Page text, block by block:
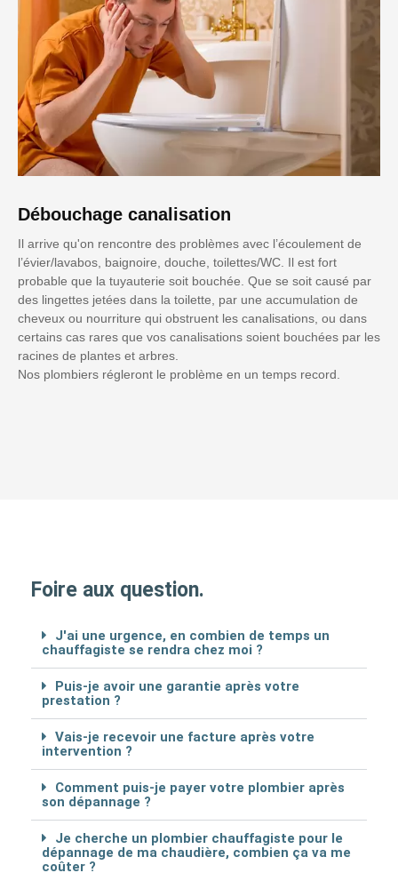
Débouchage canalisation
Il arrive qu'on rencontre des problèmes avec l’écoulement de
l’évier/lavabos, baignoire, douche, toilettes/WC. Il est fort
probable que la tuyauterie soit bouchée. Que se soit causé par
des lingettes jetées dans la toilette, par une accumulation de
cheveux ou nourriture qui obstruent les canalisations, ou dans
certains cas rares que vos canalisations soient bouchées par les
racines de plantes et arbres.
Nos plombiers régleront le problème en un temps record.
Foire aux question.
J'ai une urgence, en combien de temps un
chauffagiste se rendra chez moi ?
Puis-je avoir une garantie après votre
prestation ?
Vais-je recevoir une facture après votre
intervention ?
Comment puis-je payer votre plombier après
son dépannage ?
Je cherche un plombier chauffagiste pour le
dépannage de ma chaudière, combien ça va me
coûter ?